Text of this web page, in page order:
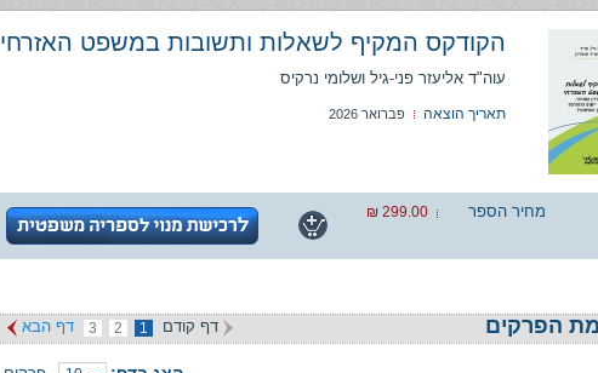
הקודקס המקיף לשאלות ותשובות במשפט האזרחי
עוה"ד אליעזר פני-גיל ושלומי נרקיס
תאריך הוצאה פברואר 2026
מחיר הספר 299.00 ₪
הפרקים דף קודם 1
2
3 דף הבא